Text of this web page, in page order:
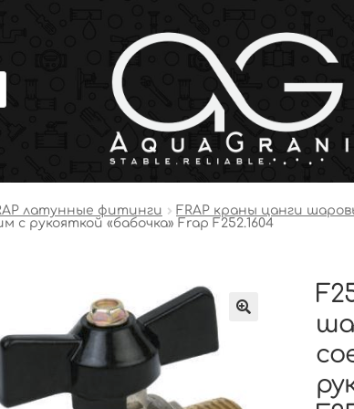
латунные фитинги FRAP краны цанги
рукояткой «бабочка» Frap F252.1604